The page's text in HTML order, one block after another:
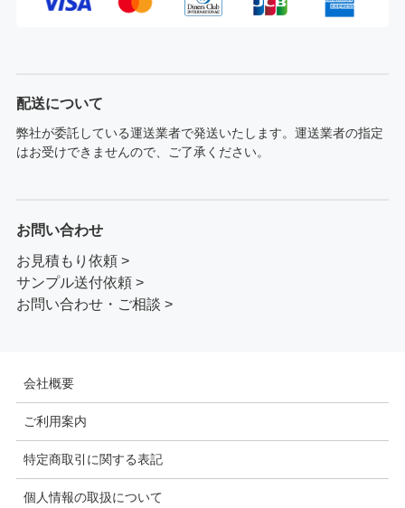
配送について
弊社が委託している運送業者で発送いたします。運送業者の指定
はお受けできませんので、ご了承ください。
お問い合わせ
お見積もり依頼 >
サンプル送付依頼 >
お問い合わせ・ご相談 >
会社概要
ご利用案内
特定商取引に関する表記
個人情報の取扱について